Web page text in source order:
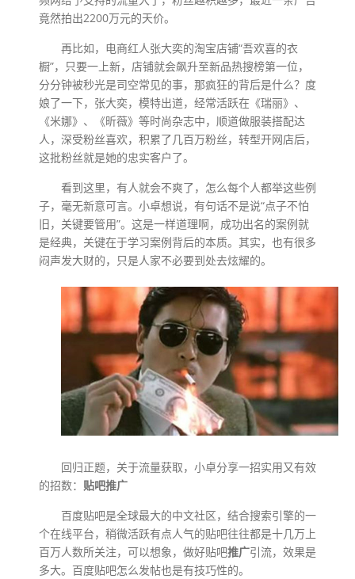
竟然拍出2200万元的天价。
再比如，电商红人张大奕的淘宝店铺“吾欢喜的衣
橱”，只要一上新，店铺就会飙升至新品热搜榜第一位，
分分钟被秒光是司空常见的事，那疯狂的背后是什么？度
娘了一下，张大奕，模特出道，经常活跃在《瑞丽》、
《米娜》、《昕薇》等时尚杂志中，顺道做服装搭配达
人，深受粉丝喜欢，积累了几百万粉丝，转型开网店后，
这批粉丝就是她的忠实客户了。
看到这里，有人就会不爽了，怎么每个人都举这些例
子，毫无新意可言。小卓想说，有句话不是说“点子不怕
旧，关键要管用”。这是一样道理啊，成功出名的案例就
是经典，关键在于学习案例背后的本质。其实，也有很多
闷声发大财的，只是人家不必要到处去炫耀的。
回归正题，关于流量获取，小卓分享一招实用又有效
的招数： 贴吧推广
百度贴吧是全球最大的中文社区，结合搜索引擎的一
个在线平台，稍微活跃有点人气的贴吧往往都是十几万上
百万人数所关注，可以想象，做好贴吧推广引流，效果是
多大。百度贴吧怎么发帖也是有技巧性的。